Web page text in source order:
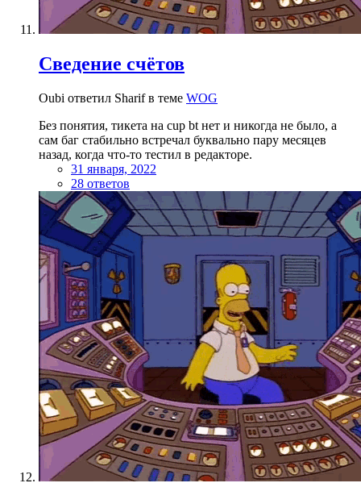
Сведение счётов
Oubi ответил Sharif в теме WOG
Без понятия, тикета на cup bt нет и никогда не было, а
сам баг стабильно встречал буквально пару месяцев
назад, когда что-то тестил в редакторе.
31 января, 2022
28 ответов